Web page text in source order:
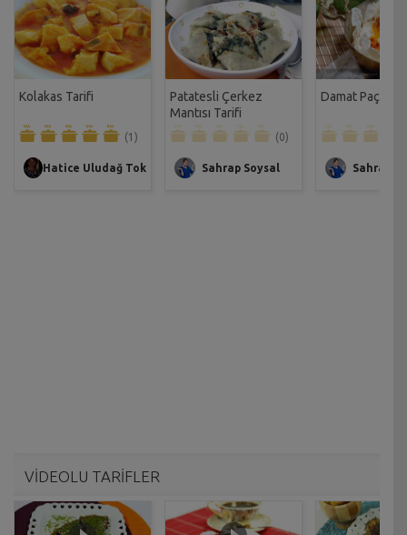
Kolakas Tarifi
(1)
Hatice Uludağ Tok
Patatesli Çerkez
Mantısı Tarifi
(0)
Sahrap Soysal
Damat Paçası
Sahrap
VİDEOLU TARİFLER